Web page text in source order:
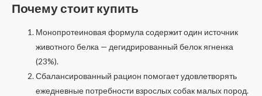
Почему стоит купить
Монопротеиновая формула содержит один источник
животного белка — дегидрированный белок ягненка
(23%).
Сбалансированный рацион помогает удовлетворять
ежедневные потребности взрослых собак малых пород.